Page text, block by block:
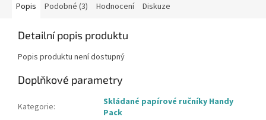
Popis Podobné (3) Hodnocení Diskuze
Detailní popis produktu
Popis produktu není dostupný
Doplňkové parametry
Kategorie:
Skládané papírové ručníky Handy
Pack